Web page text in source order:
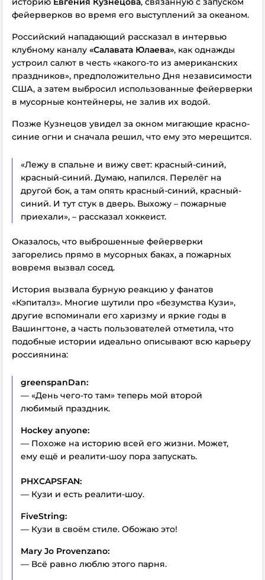
фейерверков во время его выступлений за океаном.
Российский нападающий рассказал в интервью
клубному каналу «Салавата Юлаева», как однажды
устроил салют в честь «какого-то из американских
праздников», предположительно Дня независимости
США, а затем выбросил использованные фейерверки
в мусорные контейнеры, не залив их водой.
Позже Кузнецов увидел за окном мигающие красно-
синие огни и сначала решил, что ему это мерещится.
«Лежу в спальне и вижу свет: красный-синий,
красный-синий. Думаю, напился. Перелёг на
другой бок, а там опять красный-синий, красный-
синий. И тут стук в дверь. Выхожу – пожарные
приехали», – рассказал хоккеист.
Оказалось, что выброшенные фейерверки
загорелись прямо в мусорных баках, а пожарных
вовремя вызвал сосед.
История вызвала бурную реакцию у фанатов
«Кэпиталз». Многие шутили про «безумства Кузи»,
другие вспоминали его харизму и яркие годы в
Вашингтоне, а часть пользователей отметила, что
подобные истории идеально описывают всю карьеру
россиянина:
greenspanDan:
— «День чего-то там» теперь мой второй
любимый праздник.
Hockey anyone:
— Похоже на историю всей его жизни. Может,
ему ещё и реалити-шоу пора запускать.
PHXCAPSFAN:
— Кузи и есть реалити-шоу.
FiveString:
— Кузи в своём стиле. Обожаю это!
Mary Jo Provenzano:
— Всё равно люблю этого парня.